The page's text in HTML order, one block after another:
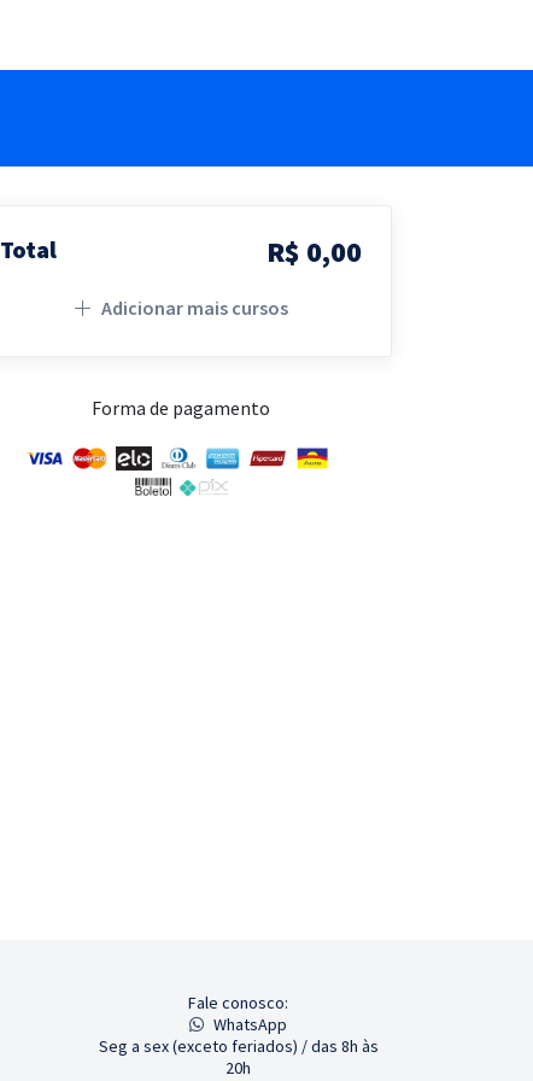
Total R$ 0,00
Adicionar mais cursos
Forma de pagamento
Fale conosco:
WhatsApp
Seg a sex (exceto feriados) / das 8h às
20h